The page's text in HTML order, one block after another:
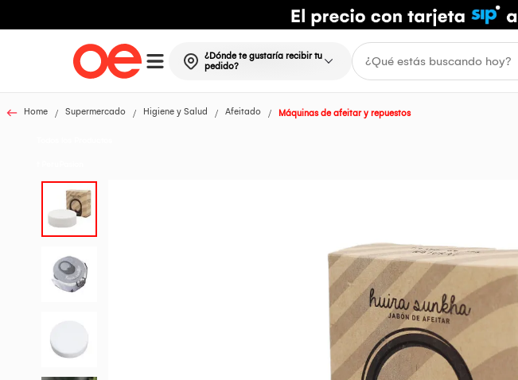
¿Dónde te gustaría recibir tu
pedido?
Home Supermercado Higiene y Salud Afeitado Máquinas de afeitar y repuestos